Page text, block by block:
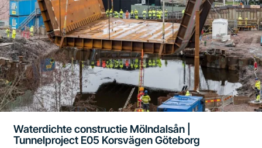
Waterdichte constructie Mölndalsån |
Tunnelproject E05 Korsvägen Göteborg